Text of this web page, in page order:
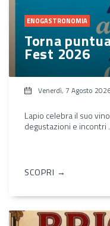
ENOGASTRONOMIA
Torna
Fest 2026
Venerdì, 7 Agosto
Lapio celebra il suo
degustazioni e incontri
SCOPRI →